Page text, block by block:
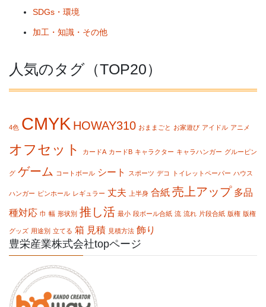
SDGs・環境
加工・知識・その他
人気のタグ（TOP20）
4色 CMYK HOWAY310 おままごと お家遊び アイドル アニメ
オフセット カードA カードB キャラクター キャラハンガー グルーピン
グ ゲーム コートボール シート スポーツ デコ トイレットペーパー ハウス
ハンガー ピンホール レギュラー 丈夫 上半身 合紙 売上アップ 多品
種対応 巾 幅 形状別 推し活 最小 段ボール合紙 流 流れ 片段合紙 版権 版権
グッズ 用途別 立てる 箱 見積 見積方法 飾り
豊栄産業株式会社topページ